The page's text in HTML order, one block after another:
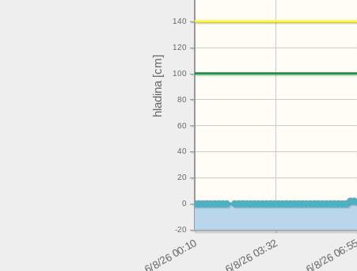
-20
0
20
40
60
80
100
120
140